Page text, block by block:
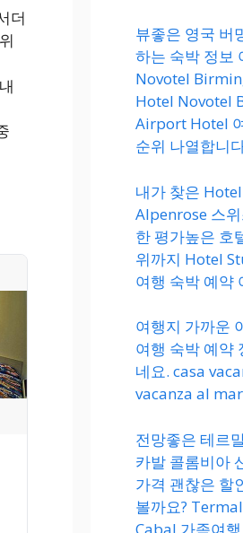
더
뷰좋은 영국 버
하는 숙박 정보
Novotel
Hotel Novotel
Airport Hotel
순위 나열합니
내가 찾은
Alpenrose 스
한 평가높은 호
위까지 Hotel
여행 숙박 예약
여행지 가까운
여행 숙박 예약
네요. casa
vacanza al
전망좋은 테르
카발 콜롬비아
가격 괜찮은 할
볼까요?
Cabal 가족여